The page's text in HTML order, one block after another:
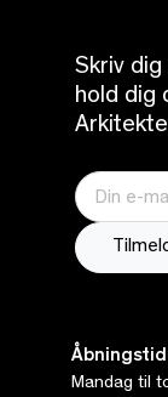
Skriv
hold dig
Mandag til